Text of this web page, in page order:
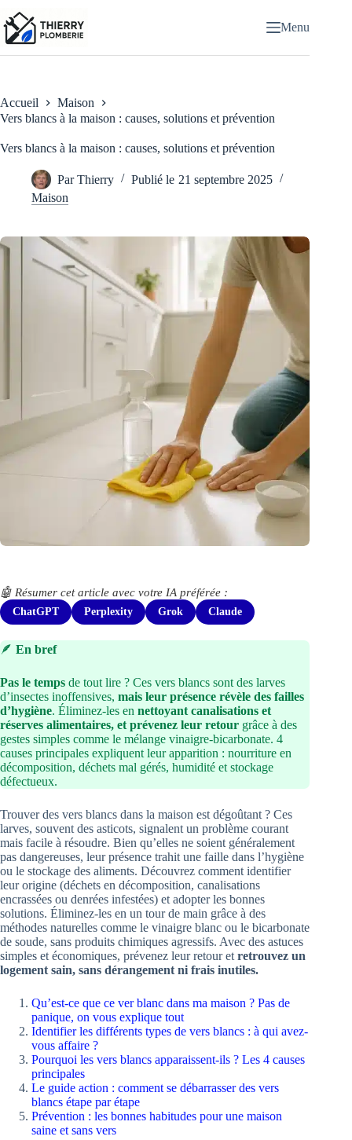
au
contenu
Menu
Accueil
Maison
Vers blancs à la maison : causes, solutions et prévention
Vers blancs à la maison : causes, solutions et prévention
Par Thierry Publié le 21 septembre 2025
Maison
🤖 Résumer cet article avec votre IA préférée :
ChatGPT Perplexity Grok Claude
🪶 En bref
Pas le temps de tout lire ? Ces vers blancs sont des larves
d’insectes inoffensives, mais leur présence révèle des failles
d’hygiène. Éliminez-les en nettoyant canalisations et
réserves alimentaires, et prévenez leur retour grâce à des
gestes simples comme le mélange vinaigre-bicarbonate. 4
causes principales expliquent leur apparition : nourriture en
décomposition, déchets mal gérés, humidité et stockage
défectueux.
Trouver des vers blancs dans la maison est dégoûtant ? Ces
larves, souvent des asticots, signalent un problème courant
mais facile à résoudre. Bien qu’elles ne soient généralement
pas dangereuses, leur présence trahit une faille dans l’hygiène
ou le stockage des aliments. Découvrez comment identifier
leur origine (déchets en décomposition, canalisations
encrassées ou denrées infestées) et adopter les bonnes
solutions. Éliminez-les en un tour de main grâce à des
méthodes naturelles comme le vinaigre blanc ou le bicarbonate
de soude, sans produits chimiques agressifs. Avec des astuces
simples et économiques, prévenez leur retour et retrouvez un
logement sain, sans dérangement ni frais inutiles.
Qu’est-ce que ce ver blanc dans ma maison ? Pas de
panique, on vous explique tout
Identifier les différents types de vers blancs : à qui avez-
vous affaire ?
Pourquoi les vers blancs apparaissent-ils ? Les 4 causes
principales
Le guide action : comment se débarrasser des vers
blancs étape par étape
Prévention : les bonnes habitudes pour une maison
saine et sans vers